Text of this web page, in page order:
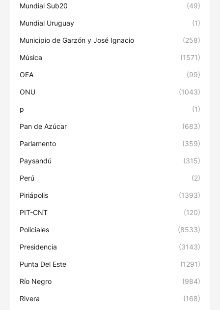
Mundial Sub20 (49)
Mundial Uruguay (1)
Municipio de Garzón y José Ignacio (258)
Música (1571)
OEA (99)
ONU (1043)
p (1)
Pan de Azúcar (683)
Parlamento (359)
Paysandú (315)
Perú (2)
Piriápolis (1393)
PIT-CNT (120)
Policiales (8533)
Presidencia (3143)
Punta Del Este (1291)
Río Negro (984)
Rivera (168)